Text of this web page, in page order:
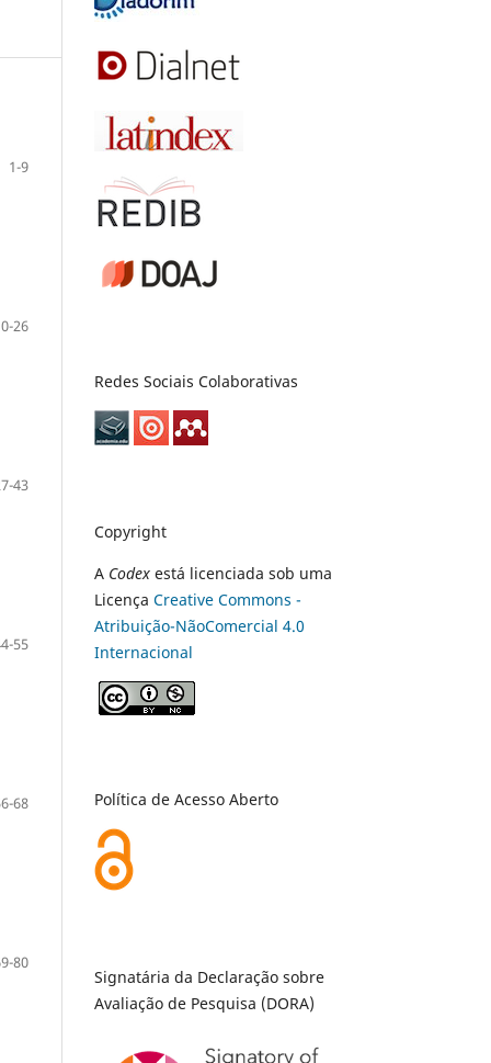
1-9
26
43
55
68
80
Redes Sociais Colaborativas
Copyright
A Codex está licenciada sob uma
Licença Creative Commons -
Atribuição-NãoComercial 4.0
Internacional
Política de Acesso Aberto
Signatária da Declaração sobre
Avaliação de Pesquisa (DORA)